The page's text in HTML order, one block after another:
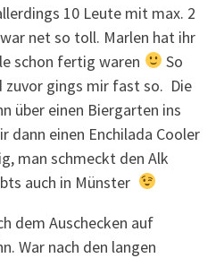
10 Leute mit max. 2
net so toll. Marlen hat ihr
schon fertig waren
So
zuvor gings mir fast so. Die
über einen Biergarten ins
dann einen Enchilada Cooler
man schmeckt den Alk
auch in Münster
dem Auschecken auf
War nach den langen